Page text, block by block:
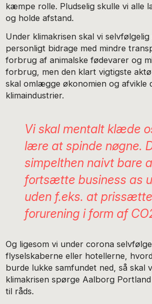
kæmpe rolle. Pludselig skulle vi alle
og holde afstand.
Under klimakrisen skal vi
personligt bidrage med mindre
forbrug af animalske fødevarer og
forbrug, men den klart vigtigste
skal omlægge økonomien og afvikle
klimaindustrier.
Vi skal mentalt klæde
lære at spinde nøgne.
simpelthen naivt bare
fortsætte business as
uden f.eks. at prissætte
forurening i form af
Og ligesom vi under corona
flyselskaberne eller hotellerne,
burde lukke samfundet ned, så skal
klimakrisen spørge Aalborg
til råds.